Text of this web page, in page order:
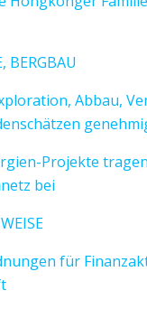
BERGBAU
Abbau,
Projekte
bei
für